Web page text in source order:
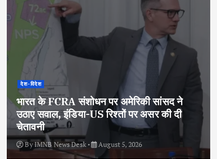
देश-विदेश
भारत के FCRA संशोधन पर अमेरिकी सांसद ने
उठाए सवाल, इंडिया-US रिश्तों पर असर की दी
चेतावनी
ByIMNB News Desk August 5, 2026